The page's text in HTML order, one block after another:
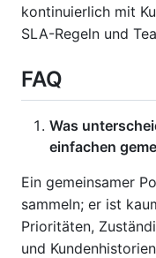
kontinuierlich mit
SLA-Regeln und
FAQ
Was
einfachen
Ein gemeinsamer
sammeln; er ist
Prioritäten,
und